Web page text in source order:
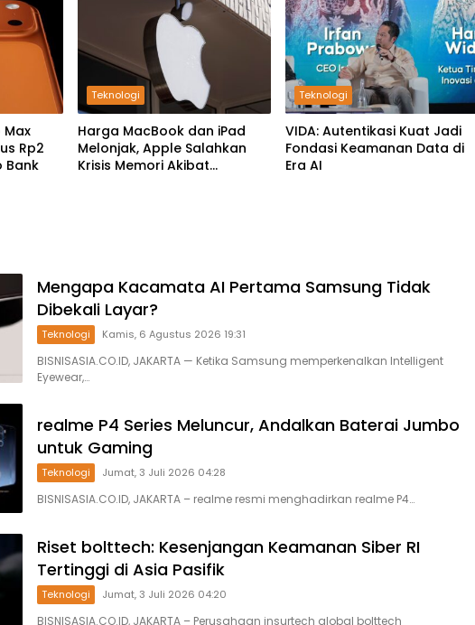
Max
Rp2
Bank
Teknologi
Harga MacBook dan iPad
Melonjak, Apple Salahkan
Krisis Memori Akibat
Teknologi
VIDA: Autentikasi Kuat Jadi
Fondasi Keamanan Data di
Era AI
Mengapa Kacamata AI Pertama Samsung Tidak
Dibekali Layar?
Teknologi Kamis, 6 Agustus 2026 19:31
BISNISASIA.CO.ID, JAKARTA — Ketika Samsung memperkenalkan Intelligent
Eyewear,…
realme P4 Series Meluncur, Andalkan Baterai Jumbo
untuk Gaming
Teknologi Jumat, 3 Juli 2026 04:28
BISNISASIA.CO.ID, JAKARTA – realme resmi menghadirkan realme P4…
Riset bolttech: Kesenjangan Keamanan Siber RI
Tertinggi di Asia Pasifik
Teknologi Jumat, 3 Juli 2026 04:20
BISNISASIA.CO.ID, JAKARTA – Perusahaan insurtech global bolttech